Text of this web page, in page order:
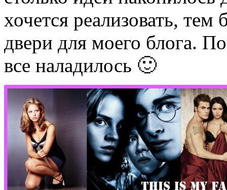
хочется реализовать,
двери для моего блога.
все наладилось 🙂